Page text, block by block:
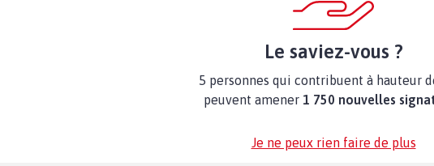
Le saviez-vous ?
5 personnes qui contribuent à hauteur
peuvent amener 1 750 nouvelles
Je ne peux rien faire de plus